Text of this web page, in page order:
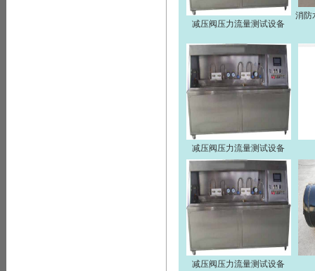
减压阀压力流量测试设备
消防
减压阀压力流量测试设备
减压阀压力流量测试设备